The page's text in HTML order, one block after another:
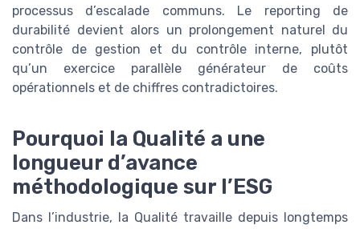
processus d’escalade communs. Le reporting de
durabilité devient alors un prolongement naturel du
contrôle de gestion et du contrôle interne, plutôt
qu’un exercice parallèle générateur de coûts
opérationnels et de chiffres contradictoires.
Pourquoi la Qualité a une
longueur d’avance
méthodologique sur l’ESG
Dans l’industrie, la Qualité travaille depuis longtemps